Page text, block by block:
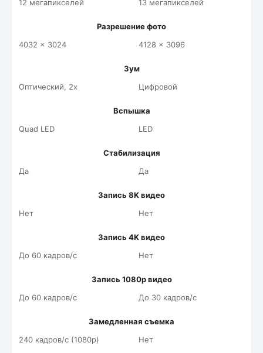
12 мегапикселей
13 мегапикселей
Разрешение фото
4032 x 3024
4128 x 3096
Зум
Оптический, 2x
Цифровой
Вспышка
Quad LED
LED
Стабилизация
Да
Да
Запись 8K видео
Нет
Нет
Запись 4K видео
До 60 кадров/c
Нет
Запись 1080p видео
До 60 кадров/c
До 30 кадров/c
Замедленная съемка
240 кадров/c (1080p)
Нет